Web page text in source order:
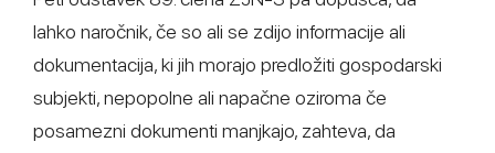
lahko naročnik, če so ali se zdijo informacije ali
dokumentacija, ki jih morajo predložiti gospodarski
subjekti, nepopolne ali napačne oziroma če
posamezni dokumenti manjkajo, zahteva, da